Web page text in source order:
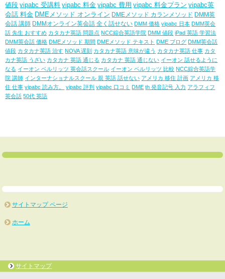
値段 vipabc 受講料 vipabc 料金 vipabc 費用 vipabc 料金プラン vipabc英
会話 料金 DMEメソッド オンライン DMEメソッド カランメソッド DMM英
会話 講師 DMMオンライン英会話 全く話せない DMM 価格 vipabc 日本 DMM英会
話 先生 おすすめ カタカナ英語 問題点 NCC綜合英語学院 DMM 値段 iPad 英語 学習法
DMM英会話 価格 DMEメソッド 期間 DMEメソッド テキスト DME ブログ DMM英会話
値段 カタカナ英語 治す NOVA 遅刻 カタカナ英語 意味が違う カタカナ英語 仕事 カタ
カナ英語 うざい カタカナ 英語 通じる カタカナ 英語 通じない イーオン 話せるように
なる イーオン ベルリッツ 英会話スクール イーオン ベルリッツ 比較 NCC綜合英語学
院 講師 インターナショナルスクール 親 英語 話せない アメリカ 移住 計画 アメリカ 移
住 仕事 vipabc 読み方。 vipabc 評判 vipabc 口コミ DME th 発音記号 入力 アラフィフ
英会話 50代 英語
サイトマップ ページ
ホーム
サイトマップ